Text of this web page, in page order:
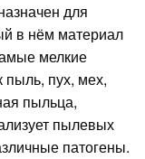
для
в нём материал
мелкие
пыль, пух, мех,
пыльца,
пылевых
патогены.